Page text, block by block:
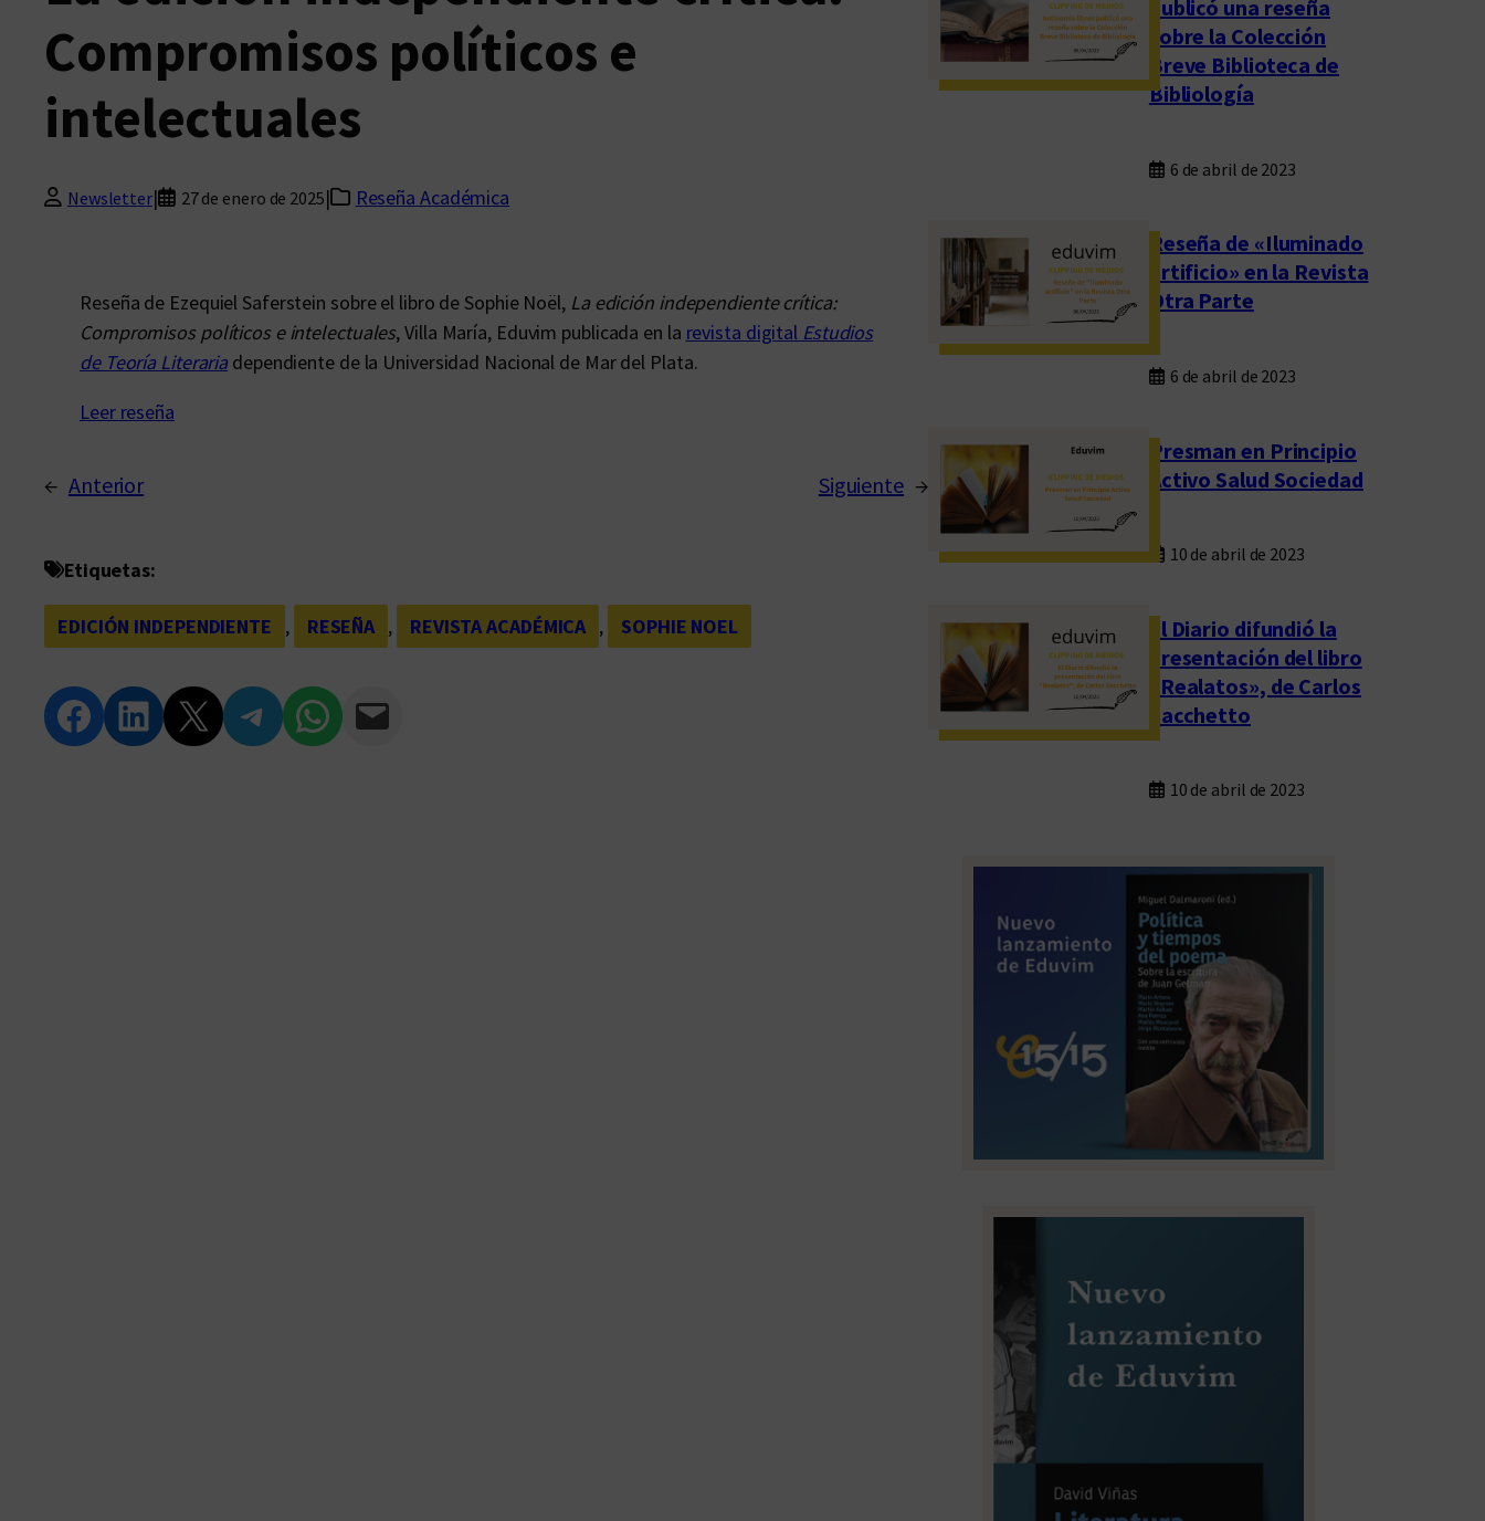
Compromisos políticos e
intelectuales
Newsletter| 27 de enero de 2025| Reseña Académica
Reseña de Ezequiel Saferstein sobre el libro de Sophie Noël, La edición independiente crítica:
Compromisos políticos e intelectuales, Villa María, Eduvim publicada en la revista digital Estudios
de Teoría Literaria dependiente de la Universidad Nacional de Mar del Plata.
Leer reseña
← Anterior Siguiente →
Etiquetas:
EDICIÓN INDEPENDIENTE , RESEÑA , REVISTA ACADÉMICA , SOPHIE NOEL
Compartir en Facebook Compartir en LinkedIn Compartir en Twitter Compartir en Telegram Compartir en WhatsApp Compartir vía Email
publicó una reseña
sobre la Colección
Breve Biblioteca de
Bibliología
6 de abril de 2023
Reseña de «Iluminado
artificio» en la Revista
Otra Parte
6 de abril de 2023
Presman en Principio
Activo Salud Sociedad
10 de abril de 2023
El Diario difundió la
presentación del libro
«Realatos», de Carlos
Sacchetto
10 de abril de 2023